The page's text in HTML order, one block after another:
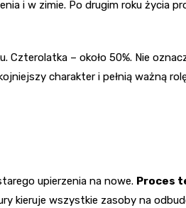
i w zimie. Po drugim roku życia
Czterolatka – około 50%. Nie
charakter i pełnią ważną
upierzenia na nowe. Proces
kieruje wszystkie zasoby na